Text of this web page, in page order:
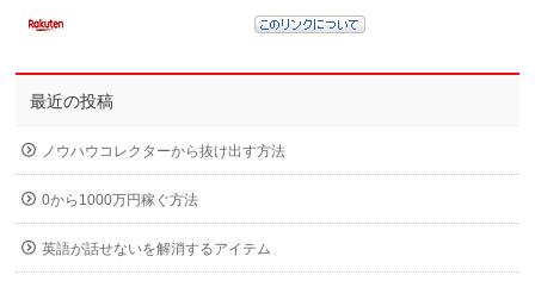
最近の投稿
ノウハウコレクターから抜け出す方法
0から1000万円稼ぐ方法
英語が話せないを解消するアイテム